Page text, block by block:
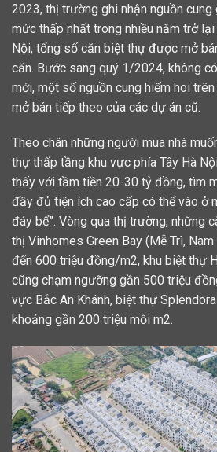
2023, thị trường ghi nhận nguồn
mức thấp nhất trong nhiều năm trở
Nội, tổng số căn biệt thự được mở
căn. Bước sang quý 1/2024, không
mới, một số nguồn cung hiếm hoi
mở bán tiếp theo của các dự án cũ.
Theo chân những người mua nhà
thự thấp tầng khu vực phía Tây Hà
thấy với tầm tiền 20-30 tỷ đồng, tìm
đầy đủ tiện ích cao cấp có thể vào ở
đáy bể”. Vòng qua thị trường, những
thị Vinhomes Green Bay (Mễ Trì,
đến 600 triệu đồng/m2, khu biệt thự
cũng chạm ngưỡng gần 500 triệu
vực Bắc An Khánh, biệt thự
khoảng gần 200 triệu mỗi m2.